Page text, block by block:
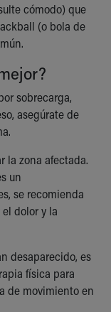
cómodo) que
(o bola de
sobrecarga,
asegúrate de
la zona afectada.
un
se recomienda
dolor y la
desaparecido, es
física para
de movimiento en